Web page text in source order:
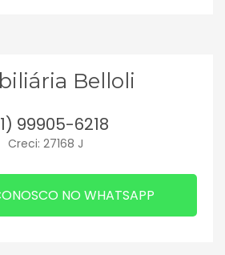
Belloli
99905-6218
Creci: 27168 J
NO WHATSAPP